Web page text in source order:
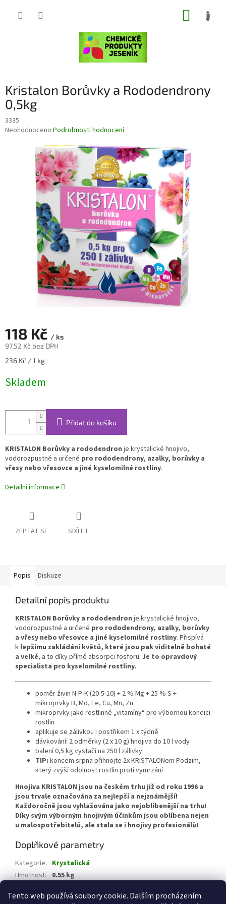
Tento web používá soubory cookie. Dalším procházením
Kristalon Borůvky a Rododendrony
0,5kg
3335
Průměrné
Neohodnoceno Podrobnosti hodnocení
118 Kč / ks
97,52 Kč bez DPH
Měrná
236 Kč / 1 kg
Skladem
Přidat do košíku
KRISTALON Borůvky a rododendron je krystalické hnojivo,
vodorozpustné a určené pro rododendrony, azalky, borůvky a
vřesy nebo vřesovce a jiné kyselomilné rostliny.
Detailní informace
ZEPTAT SE SDÍLET
Popis Diskuze
Detailní popis produktu
KRISTALON Borůvky a rododendron je krystalické hnojivo,
vodorozpustné a určené pro rododendrony, azalky, borůvky
a vřesy nebo vřesovce a jiné kyselomilné rostliny. Přispívá
k lepšímu zakládání květů, které jsou pak viditelně bohaté
a velké, a to díky přímé absorpci fosforu. Je to opravdový
specialista pro kyselomilné rostliny.
poměr živin N-P-K (20-5-10) + 2 % Mg + 25 % S +
mikroprvky B, Mo, Fe, Cu, Mn, Zn
mikroprvky jako rostlinné „vitamíny“ pro výbornou kondici
rostlin
aplikuje se zálivkou i postřikem 1 x týdně
dávkování: 2 odměrky (2 x 10 g) hnojiva do 10 l vody
balení 0,5 kg vystačí na 250 l zálivky
TIP: koncem srpna přihnojte 2x KRISTALONem Podzim,
který zvýší odolnost rostlin proti vymrzání
Hnojiva KRISTALON jsou na českém trhu již od roku 1996 a
jsou trvale označována za nejlepší a nejznámější!
Každoročně jsou vyhlašována jako nejoblíbenější na trhu!
Díky svým výborným hnojivým účinkům jsou oblíbena nejen
u malospotřebitelů, ale stala se i hnojivy profesionálů!
Doplňkové parametry
Kategorie: Krystalická
Hmotnost: 0.55 kg